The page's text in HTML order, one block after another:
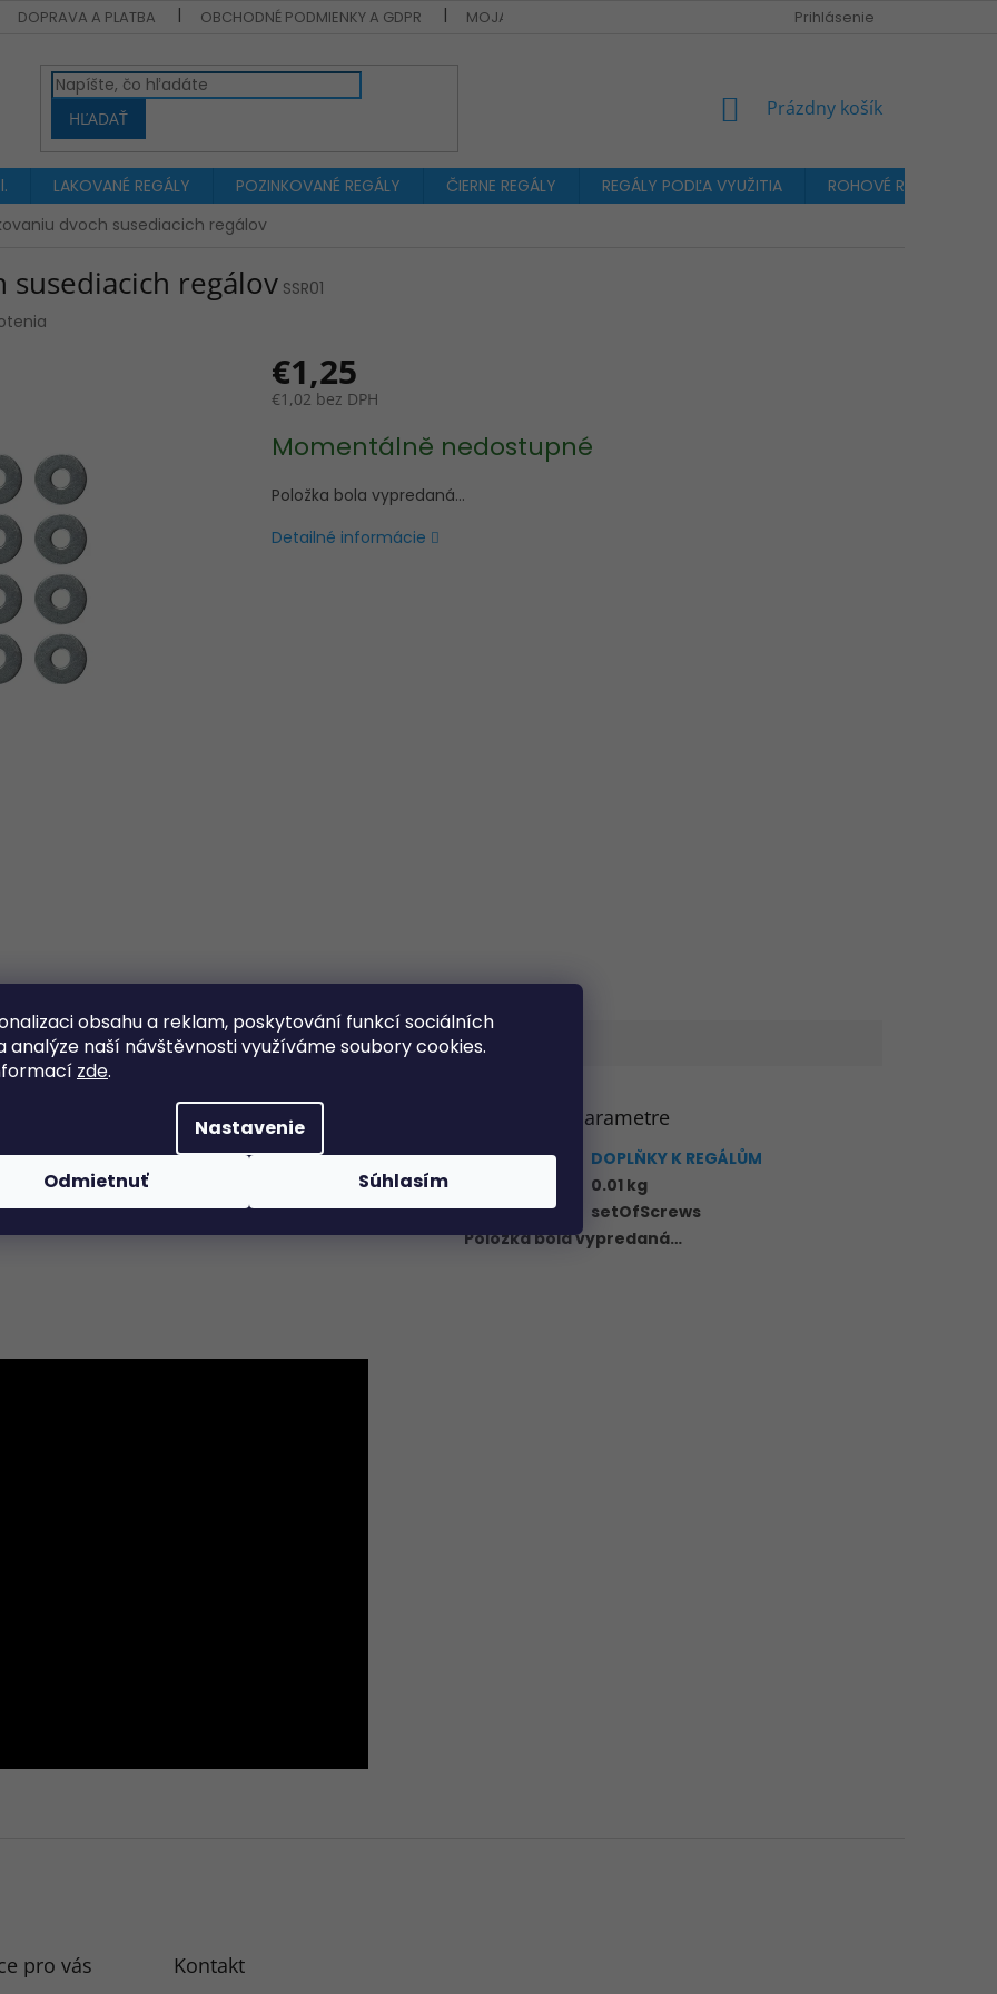
obsahu a reklam, poskytování funkcí sociálních
analýze naší návštěvnosti využíváme soubory cookies.
zde.
Nastavenie
Odmietnuť Súhlasím
DOPRAVA A PLATBA OBCHODNÉ PODMIENKY A GDPR MOJA OBJEDNÁVKA Prihlásenie
HĽADAŤ
NÁKUPNÝ
Prázdny košík
LAKOVANÉ REGÁLY POZINKOVANÉ REGÁLY ČIERNE REGÁLY REGÁLY PODĽA VYUŽITIA
ROHOVÉ REGÁLY
dvoch susediacich regálov
susediacich regálov SSR01
€1,25
€1,02 bez DPH
cena:
Momentálně nedostupné
Položka bola vypredaná…
Detailné informácie
k sebe a zvýšiť tak ich stabilitu.
Dodatočné parametre
Kategória:
DOPLŇKY K REGÁLŮM
0.01 kg
productType
setOfScrews
Položka bola vypredaná…
pro vás Kontakt